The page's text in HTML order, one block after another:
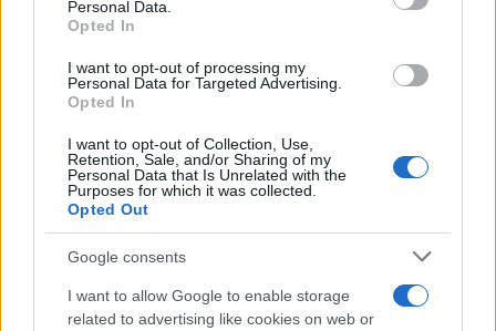
Personal Data.
Opted In
I want to opt-out of processing my
Personal Data for Targeted Advertising.
Opted In
I want to opt-out of Collection, Use,
Retention, Sale, and/or Sharing of my
Personal Data that Is Unrelated with the
Purposes for which it was collected.
Opted Out
Google consents
I want to allow Google to enable storage
related to advertising like cookies on web or
08.08.2026